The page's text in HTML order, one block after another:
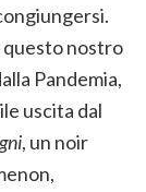
questo nostro
Pandemia,
uscita dal
, un noir